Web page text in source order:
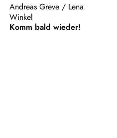
Andreas Greve / Lena
Winkel
Komm bald wieder!